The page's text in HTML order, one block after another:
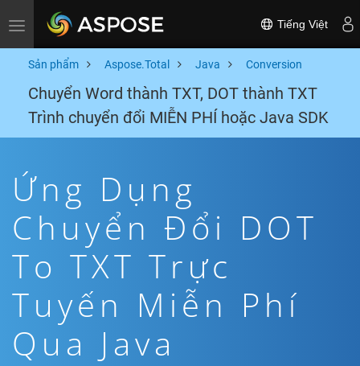
Toggle navigation Tiếng Việt
Sản phẩm Aspose.Total Java Conversion
Chuyển Word thành TXT, DOT thành TXT
Trình chuyển đổi MIỄN PHÍ hoặc Java SDK
Ứng Dụng
Chuyển Đổi DOT
To TXT Trực
Tuyến Miễn Phí
Qua Java